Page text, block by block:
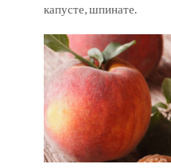
капусте, шпинате.